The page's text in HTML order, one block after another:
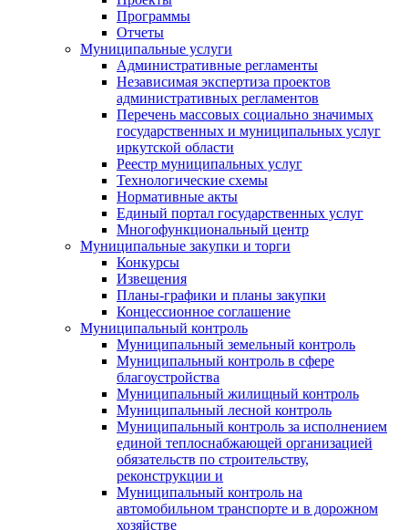
Программы
Отчеты
Муниципальные услуги
Административные регламенты
Независимая экспертиза проектов
административных регламентов
Перечень массовых социально значимых
государственных и муниципальных услуг
иркутской области
Реестр муниципальных услуг
Технологические схемы
Нормативные акты
Единый портал государственных услуг
Многофункциональный центр
Муниципальные закупки и торги
Конкурсы
Извещения
Планы-графики и планы закупки
Концессионное соглашение
Муниципальный контроль
Муниципальный земельный контроль
Муниципальный контроль в сфере
благоустройства
Муниципальный жилищный контроль
Муниципальный лесной контроль
Муниципальный контроль за исполнением
единой теплоснабжающей организацией
обязательств по строительству,
реконструкции и
Муниципальный контроль на
автомобильном транспорте и в дорожном
хозяйстве